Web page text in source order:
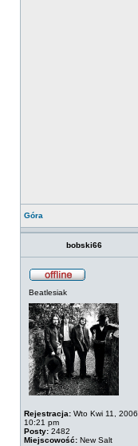
Góra
bobski66
Beatlesiak
Rejestracja: Wto Kwi 11, 2006
10:21 pm
Posty: 2482
Miejscowość: New Salt